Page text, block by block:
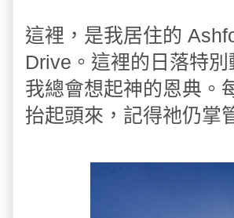
這裡，是我居住的
Drive。這裡的日落特
我總會想起神的恩典。
抬起頭來，記得祂仍掌